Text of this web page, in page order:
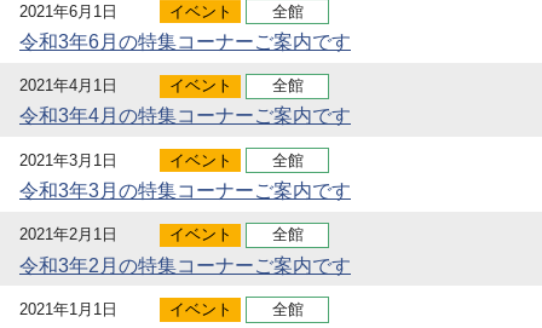
2021年6月1日 イベント 全館
令和3年6月の特集コーナーご案内です
2021年4月1日 イベント 全館
令和3年4月の特集コーナーご案内です
2021年3月1日 イベント 全館
令和3年3月の特集コーナーご案内です
2021年2月1日 イベント 全館
令和3年2月の特集コーナーご案内です
2021年1月1日 イベント 全館